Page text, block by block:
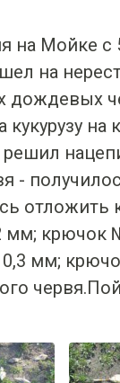
на Мойке с
на
дождевых
кукурузу на
решил
-
отложить
мм; крючок
0,3 мм;